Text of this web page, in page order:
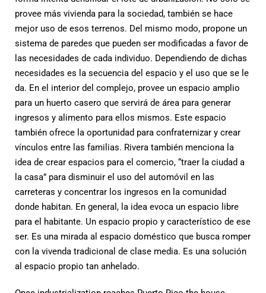
provee más vivienda para la sociedad, también se hace
mejor uso de esos terrenos. Del mismo modo, propone un
sistema de paredes que pueden ser modificadas a favor de
las necesidades de cada individuo. Dependiendo de dichas
necesidades es la secuencia del espacio y el uso que se le
da. En el interior del complejo, provee un espacio amplio
para un huerto casero que servirá de área para generar
ingresos y alimento para ellos mismos. Este espacio
también ofrece la oportunidad para confraternizar y crear
vínculos entre las familias. Rivera también menciona la
idea de crear espacios para el comercio, “traer la ciudad a
la casa” para disminuir el uso del automóvil en las
carreteras y concentrar los ingresos en la comunidad
donde habitan. En general, la idea evoca un espacio libre
para el habitante. Un espacio propio y característico de ese
ser. Es una mirada al espacio doméstico que busca romper
con la vivenda tradicional de clase media. Es una solución
al espacio propio tan anhelado.